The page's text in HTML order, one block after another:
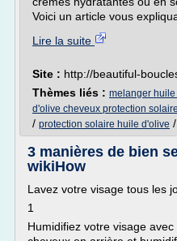
Voici un article vous
Lire la suite
Site : http://beautiful-
Thèmes liés : melanger
d'olive cheveux protection solaire
/ protection solaire huile d'olive /
3 manières de bien
wikiHow
Lavez votre visage tous les
1
Humidifiez votre visage